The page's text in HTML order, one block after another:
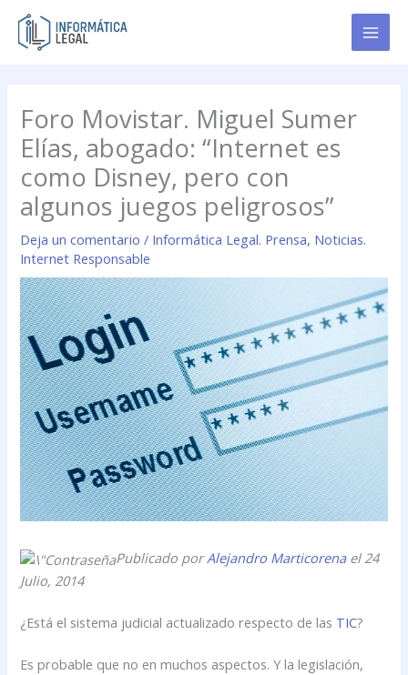
contenido
Foro Movistar. Miguel Sumer
Elías, abogado: “Internet es
como Disney, pero con
algunos juegos peligrosos”
Deja un comentario / Informática Legal. Prensa, Noticias.
Internet Responsable
Publicado porAlejandro Marticorenael 24
Julio, 2014
¿Está el sistema judicial actualizado respecto de las TIC?
Es probable que no en muchos aspectos. Y la legislación,